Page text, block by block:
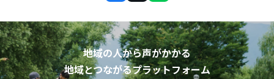
地域の人から声がかかる
地域とつながるプラットフォーム